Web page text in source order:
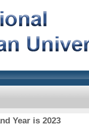
Year is 2023